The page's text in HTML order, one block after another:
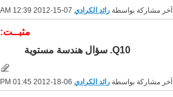
آخر مشاركة بواسطة رائد الكرادي 12:39 AM
مثبــت:
Q10. سؤال هندسة مستوية
آخر مشاركة بواسطة رائد الكرادي 01:45 PM